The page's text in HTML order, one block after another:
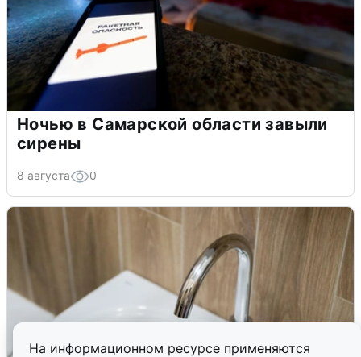
На информационном ресурсе применяются
Ночью в Самарской области завыли
сирены
8 августа 0